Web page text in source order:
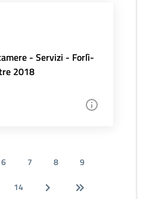
- Servizi - Forlì-
2018
6 7 8
9
14